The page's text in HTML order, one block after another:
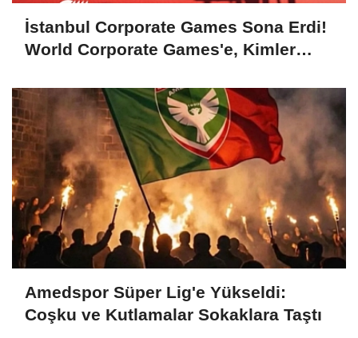
İstanbul Corporate Games Sona Erdi!
World Corporate Games'e, Kimler
Amedspor Süper Lig'e Yükseldi:
Coşku ve Kutlamalar Sokaklara Taştı